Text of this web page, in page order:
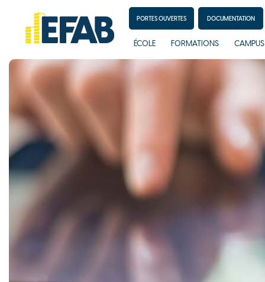
ÉCOLE FORMATIONS CAMPUS
PORTES OUVERTES DOCUMENTATION